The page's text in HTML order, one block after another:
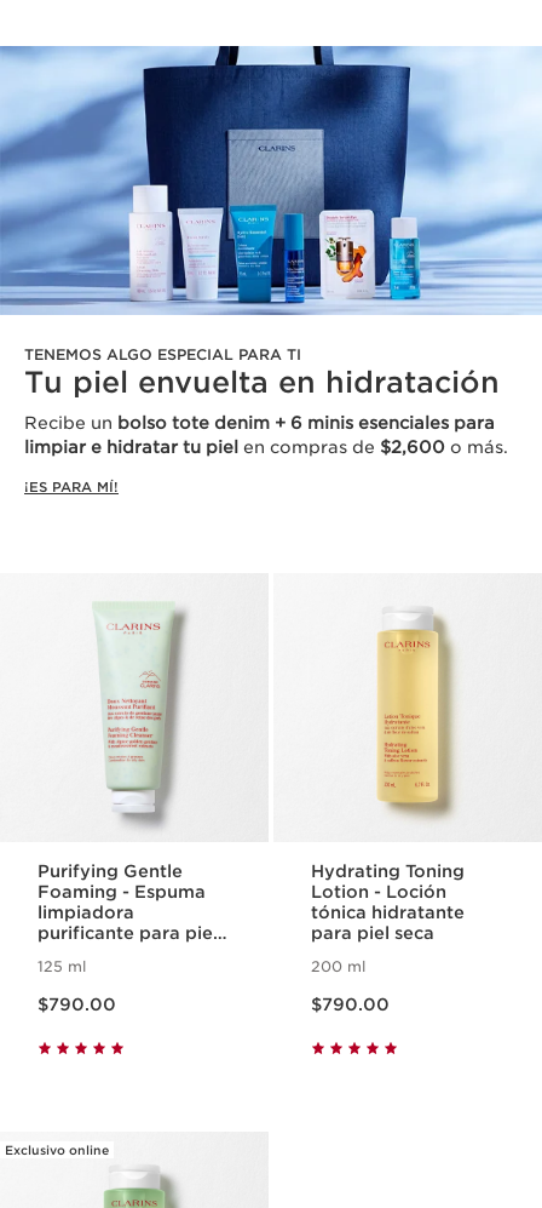
TENEMOS ALGO ESPECIAL PARA TI
Tu piel envuelta en hidratación
Recibe un bolso tote denim + 6 minis esenciales para
limpiar e hidratar tu piel en compras de $2,600 o más.
¡ES PARA MÍ!
Purifying Gentle
Foaming - Espuma
limpiadora
purificante para piel
125 ml
$790.00
Hydrating Toning
Lotion - Loción
tónica hidratante
para piel seca
200 ml
$790.00
Exclusivo online